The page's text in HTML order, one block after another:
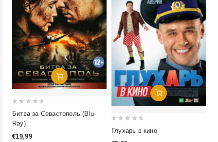
Добавить В Корзину
5
Битва за Севастополь (Blu-
Ray)
€19,99
Добавить В Корзину
out
Глухарь в кино